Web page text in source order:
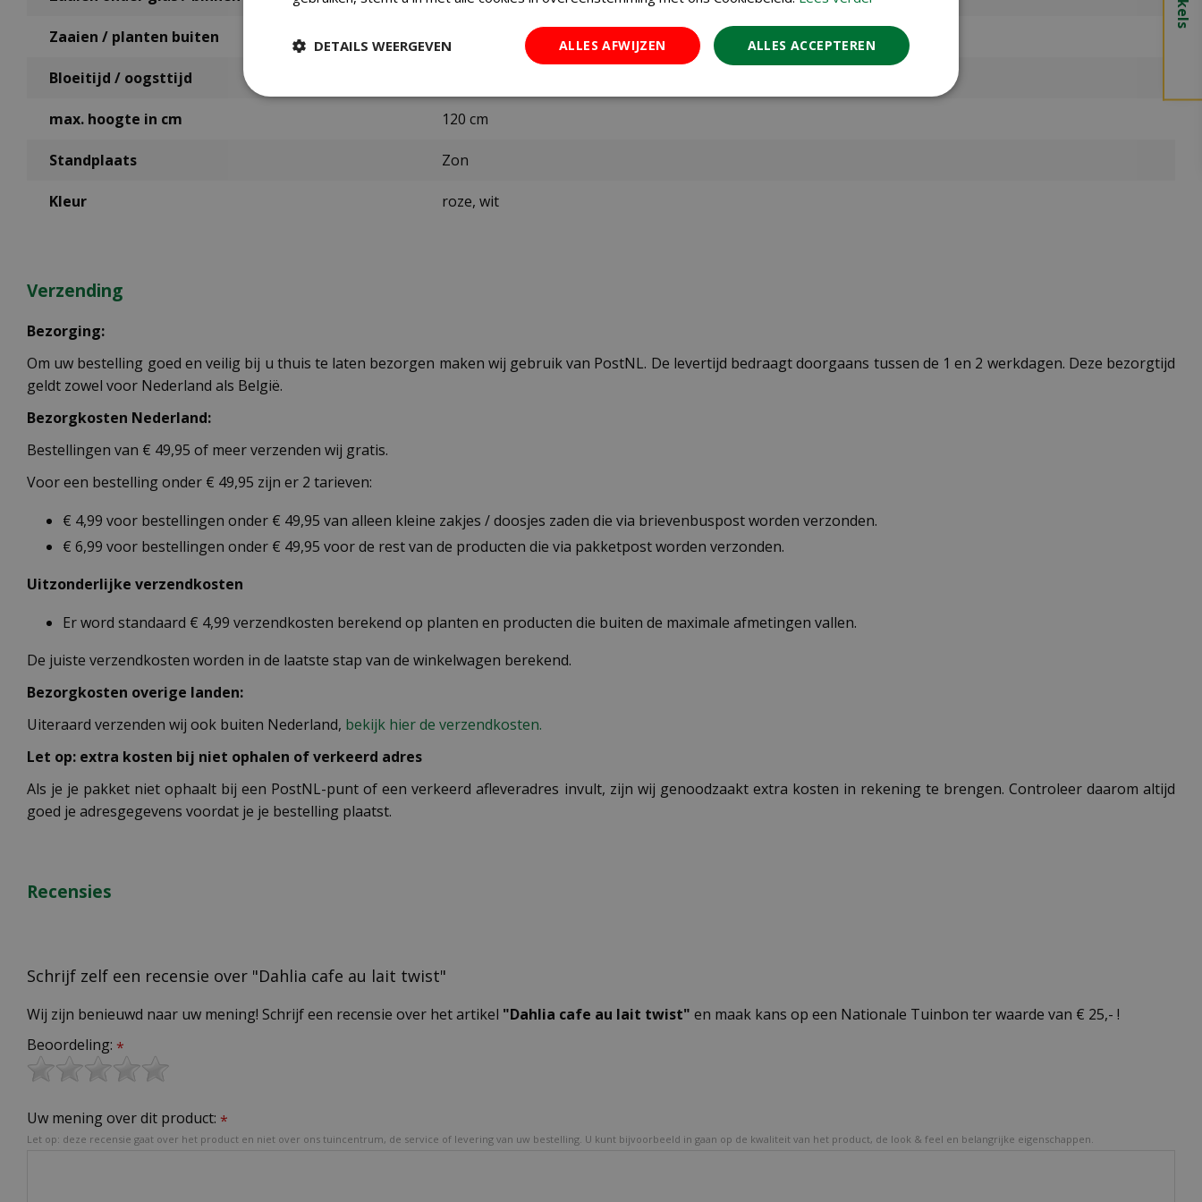
Zaaien / planten buiten april t/m mei
Bloeitijd / oogsttijd
max. hoogte in cm 120 cm
Standplaats Zon
Kleur roze, wit
Verzending
Bezorging:
Om uw bestelling goed en veilig bij u thuis te laten bezorgen maken wij gebruik van PostNL. De levertijd bedraagt doorgaans tussen de 1 en 2 werkdagen. Deze bezorgtijd
geldt zowel voor Nederland als België.
Bezorgkosten Nederland:
Bestellingen van € 49,95 of meer verzenden wij gratis.
Voor een bestelling onder € 49,95 zijn er 2 tarieven:
€ 4,99 voor bestellingen onder € 49,95 van alleen kleine zakjes / doosjes zaden die via brievenbuspost worden verzonden.
€ 6,99 voor bestellingen onder € 49,95 voor de rest van de producten die via pakketpost worden verzonden.
Uitzonderlijke verzendkosten
Er word standaard € 4,99 verzendkosten berekend op planten en producten die buiten de maximale afmetingen vallen.
De juiste verzendkosten worden in de laatste stap van de winkelwagen berekend.
Bezorgkosten overige landen:
Uiteraard verzenden wij ook buiten Nederland, bekijk hier de verzendkosten.
Let op: extra kosten bij niet ophalen of verkeerd adres
Als je je pakket niet ophaalt bij een PostNL-punt of een verkeerd afleveradres invult, zijn wij genoodzaakt extra kosten in rekening te brengen. Controleer daarom altijd
goed je adresgegevens voordat je je bestelling plaatst.
Recensies
Schrijf zelf een recensie over "Dahlia cafe au lait twist"
Wij zijn benieuwd naar uw mening! Schrijf een recensie over het artikel "Dahlia cafe au lait twist" en maak kans op een Nationale Tuinbon ter waarde van € 25,- !
Beoordeling: *
Uw mening over dit product: *
Let op: deze recensie gaat over het product en niet over ons tuincentrum, de service of levering van uw bestelling. U kunt bijvoorbeeld in gaan op de kwaliteit van het product, de look & feel en belangrijke eigenschappen.
ALLES ACCEPTEREN
ALLES AFWIJZEN
DETAILS WEERGEVEN